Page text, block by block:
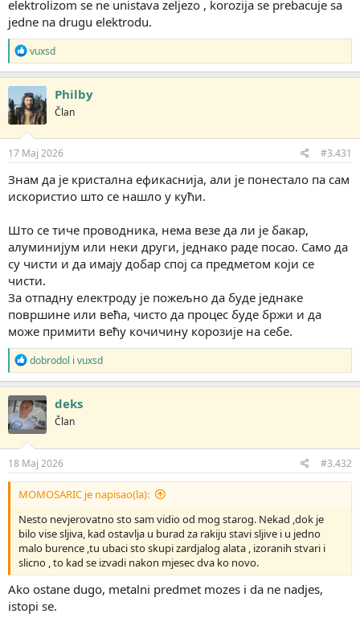
elektrolizom se ne unistava zeljezo , korozija se prebacuje sa
jedne na drugu elektrodu.
R
e
a
g
o
v
a
n
j
:
vuxsd
Philby
Član
17 Maj 2026 #3.431
Знам да је кристална ефикаснија, али је понестало па сам
искористио што се нашло у кући.
Што се тиче проводника, нема везе да ли је бакар,
алуминијум или неки други, једнако раде посао. Само да
су чисти и да имају добар спој са предметом који се
чисти.
За отпадну електроду је пожељно да буде једнаке
површине или већа, чисто да процес буде бржи и да
може примити већу кочичину корозије на себе.
R
e
a
g
o
v
a
n
j
dobrodol i vuxsd
deks
Član
18 Maj 2026 #3.432
MOMOSARIC je napisao(la):
Nesto nevjerovatno sto sam vidio od mog starog. Nekad ,dok je
bilo vise sljiva, kad ostavlja u burad za rakiju stavi sljive i u jedno
malo burence ,tu ubaci sto skupi zardjalog alata , izoranih stvari i
slicno , to kad se izvadi nakon mjesec dva ko novo.
Ako ostane dugo, metalni predmet mozes i da ne nadjes,
istopi se.